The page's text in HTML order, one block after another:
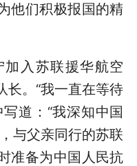
他们积极报国的精
入苏联援华航空
长。“我一直在等待
道：“我深知中国
与父亲同行的苏联
准备为中国人民抗